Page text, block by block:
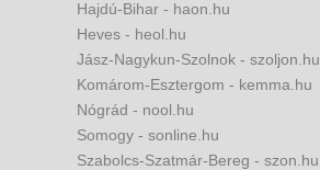
Hajdú-Bihar - haon.hu
Heves - heol.hu
Jász-Nagykun-Szolnok - szoljon.hu
Komárom-Esztergom - kemma.hu
Nógrád - nool.hu
Somogy - sonline.hu
Szabolcs-Szatmár-Bereg - szon.hu